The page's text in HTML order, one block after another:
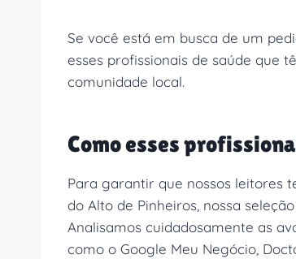
Se você está em busca de um
esses profissionais de saúde que
comunidade local.
Como esses
Para garantir que nossos leitores
do Alto de Pinheiros, nossa
Analisamos cuidadosamente as
como o Google Meu Negócio,